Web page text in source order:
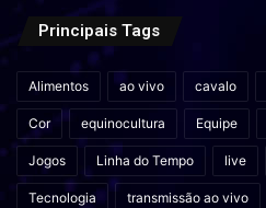
Principais Tags
Alimentos ao vivo cavalo
Cor equinocultura Equipe
Jogos Linha do Tempo live
Tecnologia transmissão ao vivo